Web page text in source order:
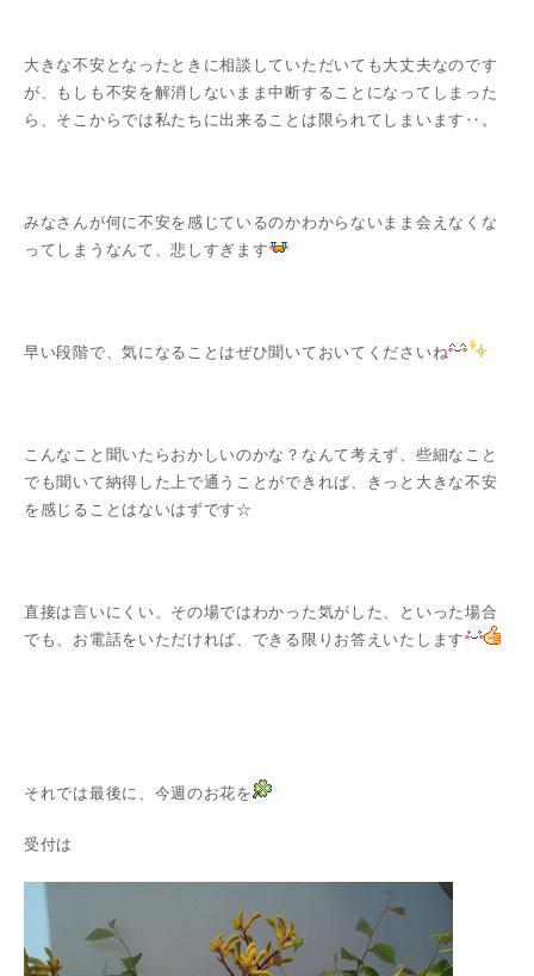
大きな不安となったときに相談していただいても大丈夫なのです
が、もしも不安を解消しないまま中断することになってしまった
ら、そこからでは私たちに出来ることは限られてしまいます‥。
みなさんが何に不安を感じているのかわからないまま会えなくな
ってしまうなんて、悲しすぎます
早い段階で、気になることはぜひ聞いておいてくださいね
こんなこと聞いたらおかしいのかな？なんて考えず、些細なこと
でも聞いて納得した上で通うことができれば、きっと大きな不安
を感じることはないはずです☆
直接は言いにくい、その場ではわかった気がした、といった場合
でも、お電話をいただければ、できる限りお答えいたします
それでは最後に、今週のお花を
受付は